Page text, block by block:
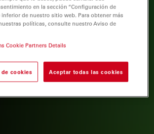
en la sección “Configuración de
inferior de nuestro sitio web. Para obtener más
políticas, consulte nuestro Aviso de
Cookie Partners Details
cookies Aceptar todas las cookies